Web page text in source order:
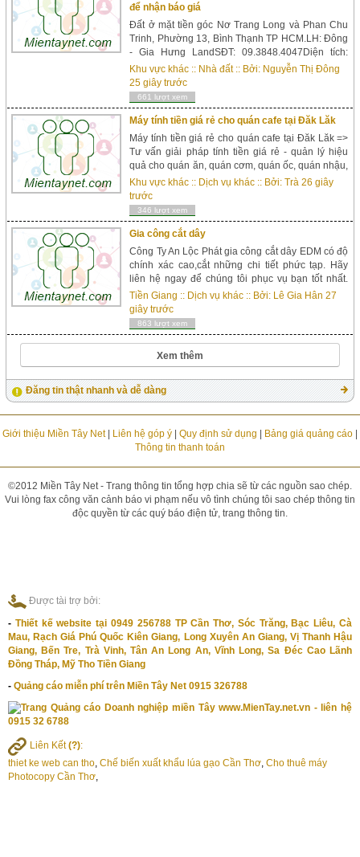
để nhận báo giá
Đất ở mặt tiền góc Nơ Trang Long và Phan Chu
Trinh, Phường 13, Bình Thạnh TP HCM.LH: Đông
- Gia Hưng LandSĐT: 09.3848.4047Diện tích:
73m2 - 76m2 - 103m2 - 106m2.Vị trí: Ngay mặt
tiền Nơ Trang Long và Phan Chu Trinh, P13, Bình
Thạnh.- Khu dân cư sầm uất nhất nhì Bình
Thạnh.- Đường Phan Chu Trinh mở rộng 60m nối
từ Phạm ...
Khu vực khác :: Nhà đất:: Bởi: Nguyễn Thị Đông
25 giây trước
661 lượt xem
Máy tính tiền giá rẻ cho quán cafe tại Đăk Lăk
Máy tính tiền giá rẻ cho quán cafe tại Đăk Lăk =>
Tư vấn giải pháp tính tiền giá rẻ - quản lý hiệu
quả cho quán ăn, quán cơm, quán ốc, quán nhậu,
quán lẫu, nhà hàng, quán cafe, trà sữa, spa, n...
Khu vực khác :: Dịch vụ khác :: Bởi:Trà 26 giây
trước
346 lượt xem
Gia công cắt dây
Công Ty An Lộc Phát gia công cắt dây EDM có độ
chính xác cao,cắt những chi tiết phức tạp. Hãy
liên hệ ngay để chúng tôi phục vụ bạn tốt nhất.
Liên hệ: 0911114512 Mr Bảo Địa chỉ: 336 Tân
Hòa Đông, P. Bình Trị Đông, Q. Bình Tân, TP. HCM
Email: kythuat@khuonmaulocphat.com Website:
khuonmaulocphat.com ...
Tiền Giang :: Dịch vụ khác :: Bởi: Lê Gia Hân 27
giây trước
863 lượt xem
Xem thêm
Đăng tin thật nhanh và dễ dàng
Giới thiệu Miền Tây Net| Liên hệ góp ý| Quy định sử dụng | Bảng giá quảng cáo|
Thông tin thanh toán
©2012 Miền Tây Net - Trang thông tin tổng hợp chia sẽ từ các nguồn sao chép.
Vui lòng fax công văn cảnh báo vi phạm nếu vô tình chúng tôi sao chép thông tin
độc quyền từ các quý báo điện tử, trang thông tin.
Được tài trợ bởi:
- Thiết kế website tại 0949 256788 TP Cần Thơ, Sóc Trăng, Bạc Liêu, Cà
Mau, Rạch Giá Phú Quốc Kiên Giang, Long Xuyên An Giang, Vị Thanh Hậu
Giang, Bến Tre, Trà Vinh, Tân An Long An, Vĩnh Long, Sa Đéc Cao Lãnh
Đồng Tháp, Mỹ Tho Tiền Giang
- Quảng cáo miễn phí trên Miền Tây Net 0915 326788
Liên Kết(?):
thiet ke web can tho Chế biến xuất khẩu lúa gạo Cần Thơ Cho thuê máy
Photocopy Cần Thơ